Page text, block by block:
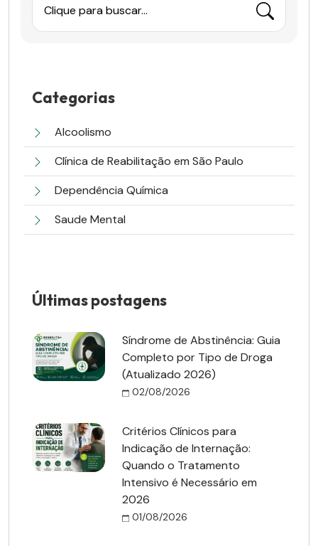
Clique para buscar...
Categorias
Alcoolismo
Clínica de Reabilitação em São Paulo
Dependência Química
Saude Mental
Últimas postagens
Síndrome de Abstinência: Guia
Completo por Tipo de Droga
(Atualizado 2026)
02/08/2026
Critérios Clínicos para
Indicação de Internação:
Quando o Tratamento
Intensivo é Necessário em
2026
01/08/2026